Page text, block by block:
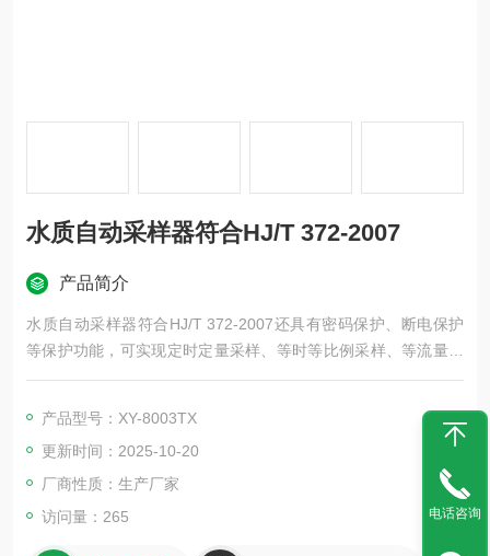
水质自动采样器符合HJ/T 372-2007
产品简介
水质自动采样器符合HJ/T 372-2007还具有密码保护、断电保护
等保护功能，可实现定时定量采样、等时等比例采样、等流量等
比例采样、手动控制采样、外控采样、 串口控制采样等多种方式
产品型号：XY-8003TX
更新时间：2025-10-20
厂商性质：生产厂家
访问量：265
电话咨询